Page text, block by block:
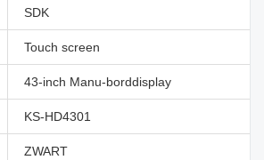
SDK
Touch screen
43-inch Manu-borddisplay
KS-HD4301
ZWART